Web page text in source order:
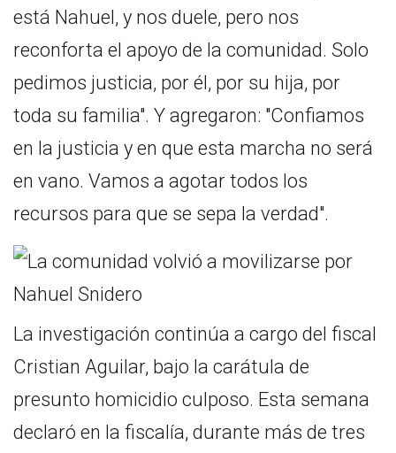
está Nahuel, y nos duele, pero nos
reconforta el apoyo de la comunidad. Solo
pedimos justicia, por él, por su hija, por
toda su familia". Y agregaron: "Confiamos
en la justicia y en que esta marcha no será
en vano. Vamos a agotar todos los
recursos para que se sepa la verdad".
La investigación continúa a cargo del fiscal
Cristian Aguilar, bajo la carátula de
presunto homicidio culposo. Esta semana
declaró en la fiscalía, durante más de tres